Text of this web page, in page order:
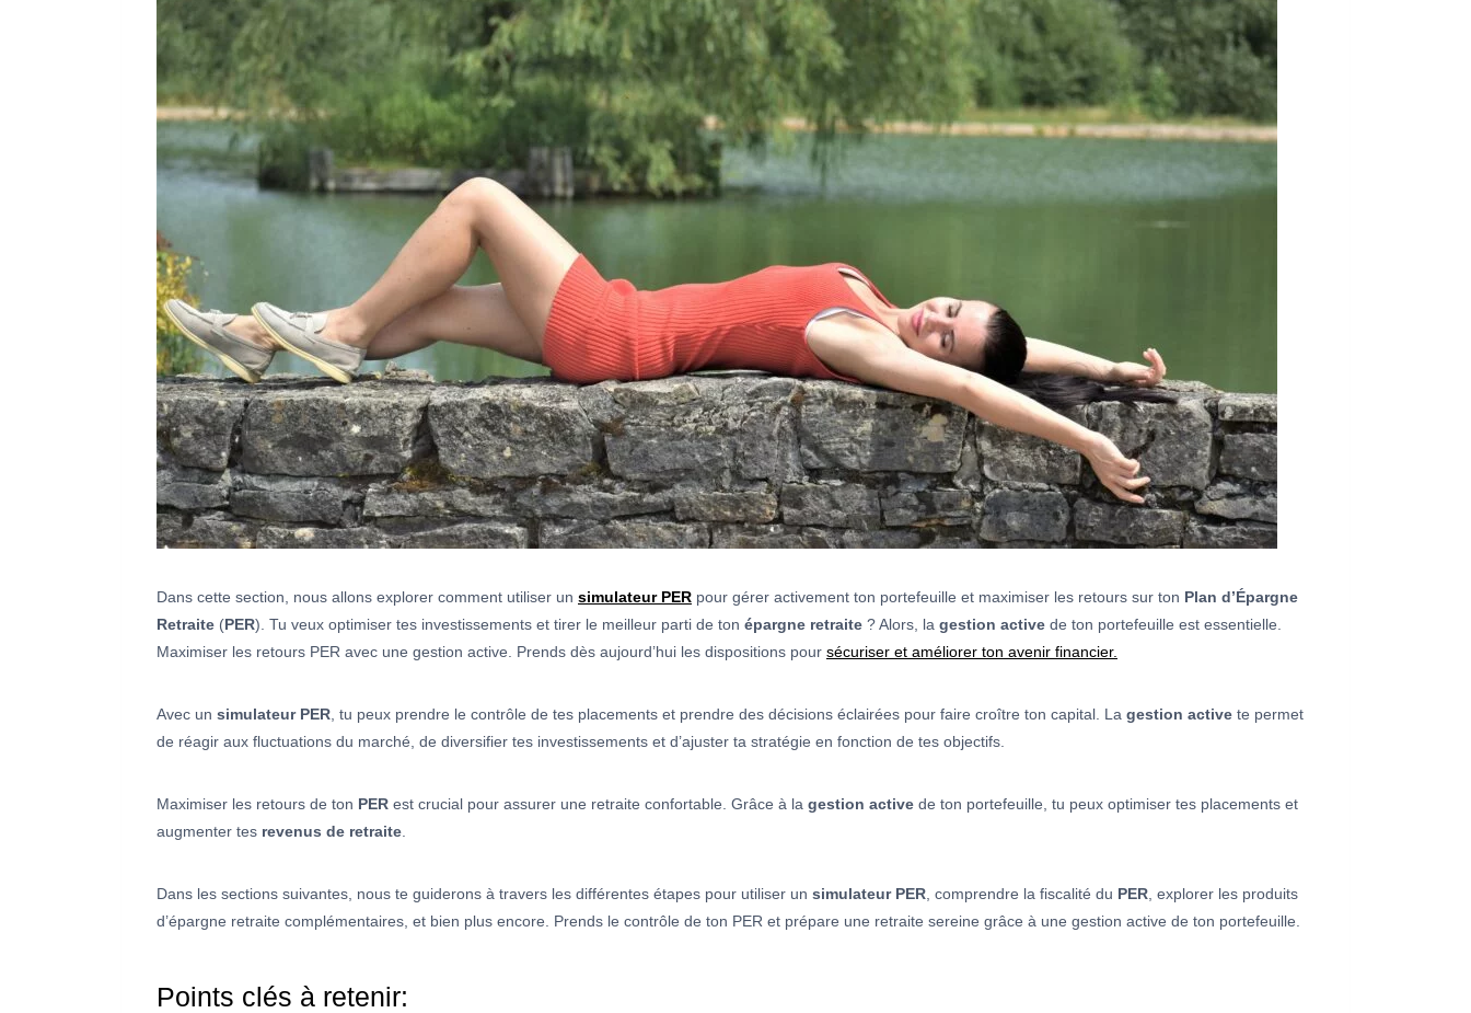
Dans cette section, nous allons explorer comment utiliser un simulateur PER pour gérer activement ton portefeuille et maximiser les retours sur ton Plan d’Épargne
Retraite (PER). Tu veux optimiser tes investissements et tirer le meilleur parti de ton épargne retraite ? Alors, la gestion active de ton portefeuille est essentielle.
Maximiser les retours PER avec une gestion active. Prends dès aujourd’hui les dispositions pour sécuriser et améliorer ton avenir financier.
Avec un simulateur PER , tu peux prendre le contrôle de tes placements et prendre des décisions éclairées pour faire croître ton capital. La gestion active te permet
de réagir aux fluctuations du marché, de diversifier tes investissements et d’ajuster ta stratégie en fonction de tes objectifs.
Maximiser les retours de ton PER est crucial pour assurer une retraite confortable. Grâce à la gestion active de ton portefeuille, tu peux optimiser tes placements et
augmenter tes revenus de retraite
Dans les sections suivantes, nous te guiderons à travers les différentes étapes pour utiliser un simulateur PER , comprendre la fiscalité du PER , explorer les produits
d’épargne retraite complémentaires, et bien plus encore. Prends le contrôle de ton PER et prépare une retraite sereine grâce à une gestion active de ton portefeuille.
Points clés à retenir: